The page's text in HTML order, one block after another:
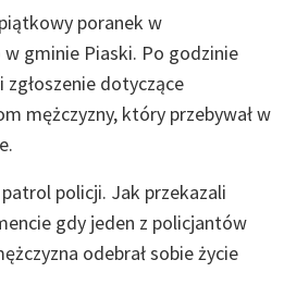
poranek w
gminie Piaski. Po godzinie
dotyczące
mężczyzny, który przebywał w
policji. Jak przekazali
gdy jeden z policjantów
odebrał sobie życie